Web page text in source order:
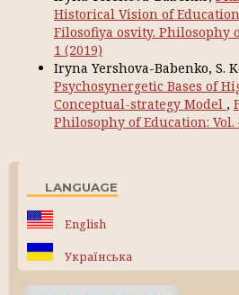
Historical Vision of
Filosofiya osvity. Philosophy
1 (2019)
Iryna Yershova-Babenko, S.
Psychosynergetic Bases of
Conceptual-strategy Model ,
Philosophy of Education: Vol.
LANGUAGE
English
Українська